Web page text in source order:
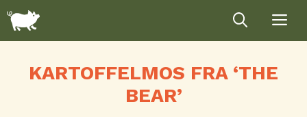
indhold
KARTOFFELMOS FRA ‘THE
BEAR’